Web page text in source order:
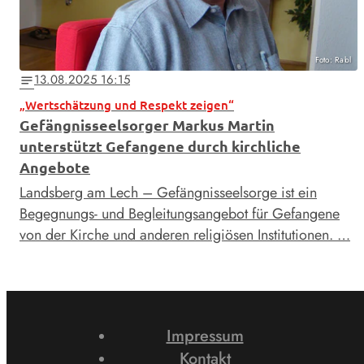
Foto: Rabl
notes13.08.2025 16:15
„Wertschätzung und Respekt zeigen“
Gefängnisseelsorger Markus Martin
unterstützt Gefangene durch kirchliche
Angebote
Landsberg am Lech – Gefängnisseelsorge ist ein
Begegnungs- und Begleitungsangebot für Gefangene
von der Kirche und anderen religiösen Institutionen. …
Impressum
Kontakt